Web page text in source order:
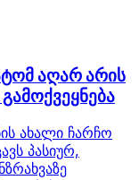
აღარ არის
ახალი ჩარჩო
პასიურ,